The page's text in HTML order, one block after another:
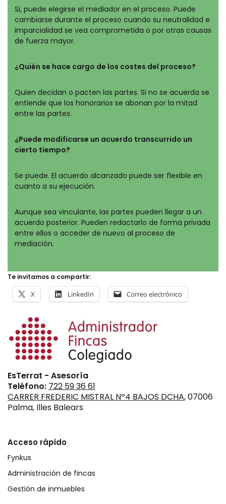
Si, puede elegirse el mediador en el proceso. Puede
cambiarse durante el proceso cuando su neutralidad e
imparcialidad se vea comprometida o por otras causas
de fuerza mayor.
¿Quién se hace cargo de los costes del proceso?
Quien decidan o pacten las partes. Si no se acuerda se
entiende que los honorarios se abonan por la mitad
entre las partes.
¿Puede modificarse un acuerdo transcurrido un
cierto tiempo?
Se puede. El acuerdo alcanzado puede ser flexible en
cuanto a su ejecución.
Aunque sea vinculante, las partes pueden llegar a un
acuerdo posterior. Pueden redactarlo de forma privada
entre ellos o acceder de nuevo al proceso de
mediación.
Te invitamos a compartir:
X LinkedIn Correo electrónico
EsTerrat - Asesoría
Teléfono: 722 59 36 61
CARRER FREDERIC MISTRAL Nº4 BAJOS DCHA, 07006
Palma, Illes Balears
Acceso rápido
Fynkus
Administración de fincas
Gestión de inmuebles